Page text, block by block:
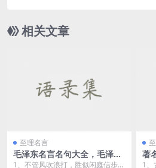
相关文章
至理名言
毛泽东名言名句大全，毛泽东
语录大全
1、不管风吹浪打，胜似闲庭信步。
著
1、